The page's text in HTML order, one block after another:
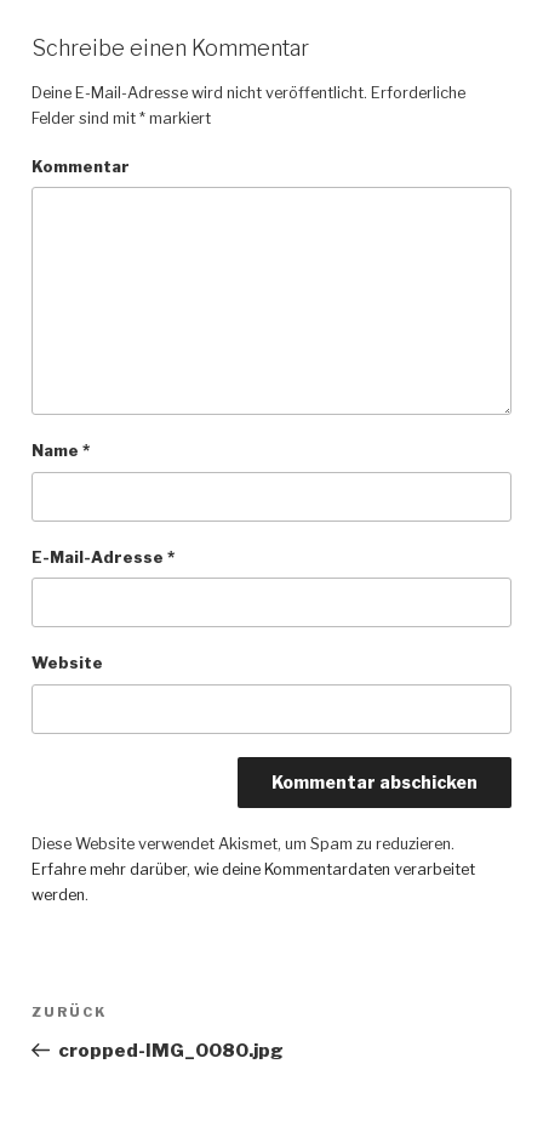
Schreibe einen Kommentar
Deine E-Mail-Adresse wird nicht veröffentlicht. Erforderliche
Felder sind mit *markiert
Kommentar
Name *
E-Mail-Adresse *
Website
Diese Website verwendet Akismet, um Spam zu reduzieren.
Erfahre mehr darüber, wie deine Kommentardaten verarbeitet
werden.
Beitragsnavigation
Vorheriger
ZURÜCK
cropped-IMG_0080.jpg